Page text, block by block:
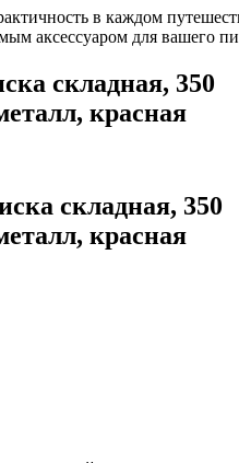
в каждом
аксессуаром для вашего
складная, 350
красная
складная, 350
красная